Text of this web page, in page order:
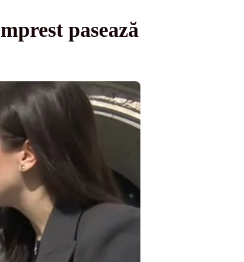
pasează